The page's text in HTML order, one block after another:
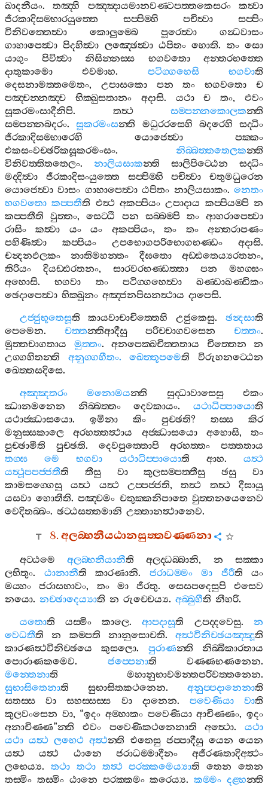
ඛාදනීයං.තඤ‍්හි පඤ‍්ඤායමානවණ‍්ටපත‍්තකෙසරං
කත්‍වා
ජීරකාදිසම‍්භාරයුත‍්තෙ
සප‍්පිම‍්හි පචිත්‍වා
සප‍්පිං
විනිවත‍්තෙත්‍වා
කොලුම‍්බෙ පූරෙත්‍වා
ගන්‍ධවාසං
ගාහාපෙත්‍වා පිදහිත්‍වා ලඤ‍්ඡෙත්‍වා ඨපිතං හොති. තං සො
යාගුං
පිවිත්‍වා නිසින‍්නස‍්ස භගවතො
අන‍්තරභත‍්තෙ
දාතුකාමො
එවමාහ. පටිග‍්ගහෙසි භගවාති
දෙසනාමත‍්තමෙතං, උපාසකො පන තං භගවතො
ච
පඤ‍්චන‍්නඤ‍්ච
භික‍්ඛුසතානං අදාසි. යථා ච තං,එවං
සූකරමංසාදීනිපි. තත්‍ථ සම‍්පන‍්නකොලකන‍්ති
සම‍්පන‍්නබදරං.සූකරමංසන‍්ති මධුරරසෙහි බදරෙහි
සද‍්ධිං
ජීරකාදිසම‍්භාරෙහි
යොජෙත්‍වා
පක‍්කං
එකසංවච‍්ඡරිකසූකරමංසං. නිබ‍්බත‍්තතෙලකන‍්ති
විනිවත‍්තිතතෙලං. නාලියසාකන‍්ති සාලිපිට‍්ඨෙන
සද‍්ධිං
මද‍්දිත්‍වා
ජීරකාදිසංයුත‍්තෙ සප‍්පිම‍්හි පචිත්‍වා
චතුමධුරෙන
යොජෙත්‍වා වාසං ගාහාපෙත්‍වා ඨපිතං නාලියසාකං.නෙතං
භගවතො කප‍්පතීති එත්‍ථ අකප‍්පියං උපාදාය කප‍්පියම‍්පි න
කප‍්පතීති
වුත‍්තං,සෙට‍්ඨි පන සබ‍්බම‍්පි තං ආහරාපෙත්‍වා
රාසිං
කත්‍වා යං යං අකප‍්පියං,තං තං
අන‍්තරාපණං
පහිණිත්‍වා
කප‍්පියං උපභොගපරිභොගභණ‍්ඩං අදාසි.
චන්‍දනඵලකං
නාතිමහන‍්තං දීඝතො අඩ‍්ඪතෙය්‍යරතනං,
තිරියං
දියඩ‍්ඪරතනං, සාරවරභණ‍්ඩත‍්තා පන
මහග‍්ඝං
අහොසි.භගවා තං පටිග‍්ගහෙත්‍වා
ඛණ‍්ඩාඛණ‍්ඩිකං
ඡෙදාපෙත්‍වා භික‍්ඛූනං අඤ‍්ජනපිසනත්‍ථාය දාපෙසි.
උජ‍්ජුභූතෙසූති කායවාචාචිත‍්තෙහි උජුකෙසු.ඡන්‍දසාති
පෙමෙන. චත‍්තන‍්තිආදීසු පරිච‍්චාගවසෙන චත‍්තං.
මුත‍්තචාගතාය
මුත‍්තං. අනපෙක‍්ඛචිත‍්තතාය චිත‍්තෙන
න
උග‍්ගහිතන‍්ති
අනුග‍්ගහීතං.ඛෙත‍්තූපමෙති
විරුහනට‍්ඨෙන
ඛෙත‍්තසදිසෙ.
අඤ‍්ඤතරං
මනොමයන‍්ති සුද‍්ධාවාසෙසු
එකං
ඣානමනෙන
නිබ‍්බත‍්තං දෙවකායං.යථාධිප‍්පායොති
යථාජ‍්ඣාසයො.ඉමිනා කිං පුච‍්ඡති? තස‍්ස
කිර
මනුස‍්සකාලෙ
අරහත‍්තත්‍ථාය අජ‍්ඣාසයො අහොසි, තං
පුච‍්ඡාමීති
පුච‍්ඡති. දෙවපුත‍්තොපි අරහත‍්තං
පත‍්තතාය
තග‍්ඝ
මෙ භගවා යථාධිප‍්පායොති ආහ.යත්‍ථ
යත්‍ථූපපජ‍්ජතීති තීසු වා කුලසම‍්පත‍්තීසු ඡසු
වා
කාමසග‍්ගෙසු
යත්‍ථ යත්‍ථ උප‍්පජ‍්ජති,තත්‍ථ තත්‍ථ
දීඝායු
යසවා හොතීති. පඤ‍්චමං චතුක‍්කනිපාතෙ වුත‍්තනයෙනෙව
වෙදිතබ‍්බං. ඡට‍්ඨසත‍්තමානි උත‍්තානත්‍ථානෙව.
8.අලබ‍්භනීයඨානසුත‍්තවණ‍්ණනා
අට‍්ඨමෙ අලබ‍්භනීයානීති අලද‍්ධබ‍්බානි, න
සක‍්කා
ලභිතුං. ඨානානීති කාරණානි. ජරාධම‍්මං මා ජීරීති
යං
මය‍්හං
ජරාසභාවං, තං මා ජීරතු. සෙසපදෙසුපි
එසෙව
නයො. නච‍්ඡාදෙය්‍යාති න රුච‍්චෙය්‍ය. අබ‍්බුහීති නීහරි.
යතොති යස‍්මිං කාලෙ.ආපදාසූති උපද‍්දවෙසු.න
වෙධතීති න කම‍්පති නානුසොචති. අත්‍ථවිනිච‍්ඡයඤ‍්ඤූති
කාරණත්‍ථවිනිච‍්ඡයෙ
කුසලො. පුරාණන‍්ති
නිබ‍්බිකාරතාය
පොරාණකමෙව. ජප‍්පෙනාති වණ‍්ණභණනෙන.
මන‍්තෙනාති මහානුභාවමන‍්තපරිවත‍්තනෙන.
සුභාසිතෙනාති සුභාසිතකථනෙන. අනුප‍්පදානෙනාති
සතස‍්ස
වා සහස‍්සස‍්ස වා දානෙන. පවෙණියා වාති
කුලවංසෙන වා, “ඉදං අම‍්හාකං පවෙණියා ආචිණ‍්ණං,ඉදං
අනාචිණ‍්ණ”න‍්ති එවං පවෙණිකථනෙනාති අත්‍ථො. යථා
යථා යත්‍ථ ලභෙථ අත්‍ථන‍්ති එතෙසු ජප‍්පාදීසු යෙන යෙන
යත්‍ථ
යත්‍ථ ඨානෙ ජරාධම‍්මාදීනං
අජීරණතාදිඅත්‍ථං
ලභෙය්‍ය. තථා තථා තත්‍ථ පරක‍්කමෙය්‍යාති තෙන
තෙන
තස‍්මිං තස‍්මිං ඨානෙ පරක‍්කමං කරෙය්‍ය.කම‍්මං දළ‍්හන‍්ති